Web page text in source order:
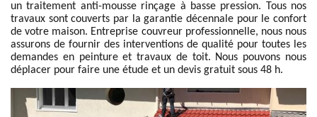
un traitement anti-mousse rinçage à basse pression. Tous nos
travaux sont couverts par la garantie décennale pour le confort
de votre maison. Entreprise couvreur professionnelle, nous nous
assurons de fournir des interventions de qualité pour toutes les
demandes en peinture et travaux de toit. Nous pouvons nous
déplacer pour faire une étude et un devis gratuit sous 48 h.